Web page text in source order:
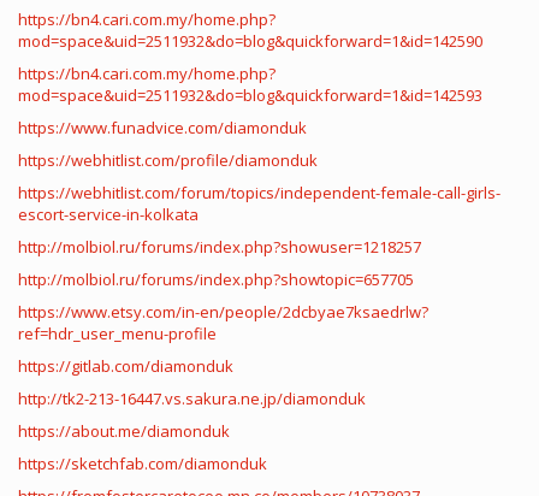
https://bn4.cari.com.my/home.php?
mod=space&uid=2511932&do=blog&quickforward=1&id=142590
https://bn4.cari.com.my/home.php?
mod=space&uid=2511932&do=blog&quickforward=1&id=142593
https://www.funadvice.com/diamonduk
https://webhitlist.com/profile/diamonduk
https://webhitlist.com/forum/topics/independent-female-call-girls-
escort-service-in-kolkata
http://molbiol.ru/forums/index.php?showuser=1218257
http://molbiol.ru/forums/index.php?showtopic=657705
https://www.etsy.com/in-en/people/2dcbyae7ksaedrlw?
ref=hdr_user_menu-profile
https://gitlab.com/diamonduk
http://tk2-213-16447.vs.sakura.ne.jp/diamonduk
https://about.me/diamonduk
https://sketchfab.com/diamonduk